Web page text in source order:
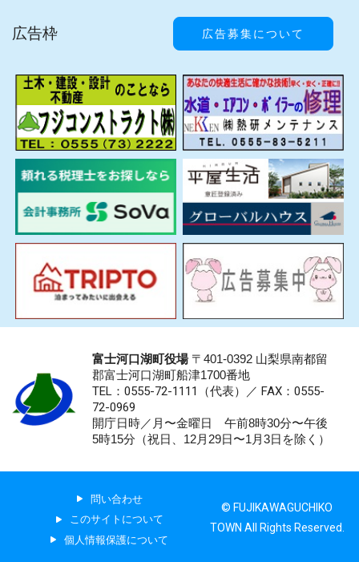
広告枠 広告募集について
富士河口湖町役場〒401-0392 山梨県南都留
郡富士河口湖町船津1700番地
TEL：0555-72-1111 （代表）／ FAX：0555-
72-0969
開庁日時／月〜金曜日 午前8時30分〜午後
5時15分（祝日、12月29日〜1月3日を除く）
問い合わせ
このサイトについて
個人情報保護について
© FUJIKAWAGUCHIKO
TOWN All Rights Reserved.